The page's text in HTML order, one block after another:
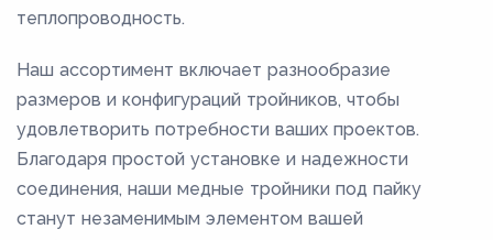
59,5
8,8
9
теплопроводность.
Наш ассортимент включает разнообразие
размеров и конфигураций тройников, чтобы
удовлетворить потребности ваших проектов.
Благодаря простой установке и надежности
соединения, наши медные тройники под пайку
станут незаменимым элементом вашей